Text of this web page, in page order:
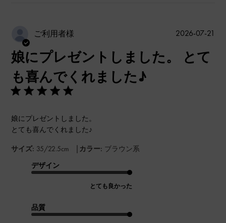
ご利用者様
娘にプレゼントしました。 とて
も喜んでくれました♪
娘にプレゼントしました。
とても喜んでくれました♪
サイズ: 35/22.5cm | カラー: ブラウン系
デザイン
とても良かった
品質
2026-07-21